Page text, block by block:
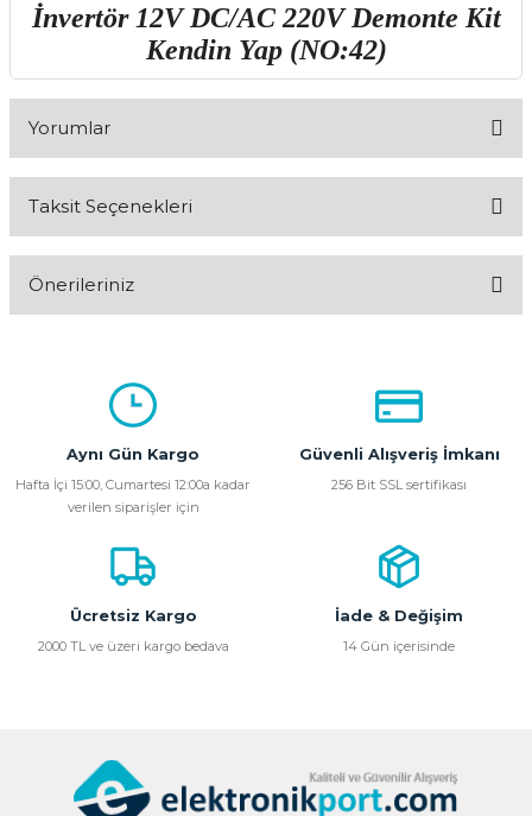
İnvertör 12V DC/AC 220V Demonte Kit
Kendin Yap (NO:42)
Yorumlar
Taksit Seçenekleri
Önerileriniz
kullanarak tarafımıza iletebilirsiniz.
Görüş ve önerileriniz için teşekkür ederiz.
Ürün açıklamasında eksik bilgiler bulunuyor.
Ürün bilgilerinde hatalar bulunuyor.
Ürün fiyatı diğer sitelerden daha pahalı.
Bu ürüne benzer farklı alternatifler olmalı.
Aynı Gün Kargo
Hafta İçi 15:00, Cumartesi 12:00a kadar
verilen siparişler için
Güvenli Alışveriş İmkanı
256 Bit SSL sertifikası
Ücretsiz Kargo
2000 TL ve üzeri kargo bedava
İade & Değişim
14 Gün içerisinde